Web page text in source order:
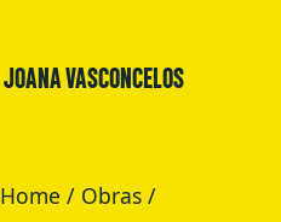
JOANA VASCONCELOS
Home / Obras /